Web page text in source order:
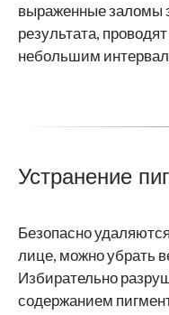
выраженные заломы
результата,
небольшим
Устранение
Безопасно
лице, можно убрать
Избирательно
содержанием